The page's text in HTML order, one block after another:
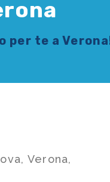
per te a
Verona,